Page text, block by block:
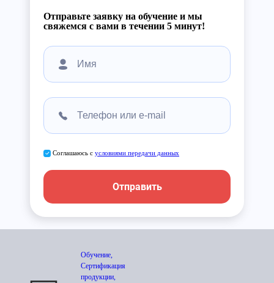
Отправьте заявку на обучение и мы
свяжемся с вами в течении 5 минут!
Соглашаюсь с условиями передачи данных
Отправить
Обучение,
Сертификация
продукции,